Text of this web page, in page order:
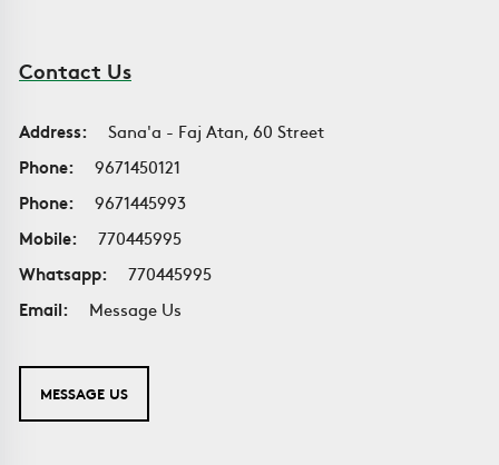
Contact Us
Address:
Sana'a - Faj Atan, 60 Street
Phone:
9671450121
Phone:
9671445993
Mobile:
770445995
Whatsapp:
770445995
Email:
Message Us
MESSAGE US